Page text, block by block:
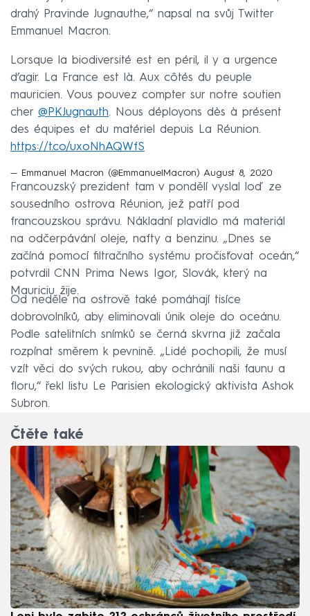
drahý Pravinde Jugnauthe,“ napsal na svůj Twitter
Emmanuel Macron.
Lorsque la biodiversité est en péril, il y a urgence
d’agir. La France est là. Aux côtés du peuple
mauricien. Vous pouvez compter sur notre soutien
cher @PKJugnauth. Nous déployons dès à présent
des équipes et du matériel depuis La Réunion.
https://t.co/uxoNhAQWfS
— Emmanuel Macron (@EmmanuelMacron) August 8, 2020
Francouzský prezident tam v pondělí vyslal loď ze
sousedního ostrova Réunion, jež patří pod
francouzskou správu. Nákladní plavidlo má materiál
na odčerpávání oleje, nafty a benzinu. „Dnes se
začíná pomocí filtračního systému pročisťovat oceán,“
potvrdil CNN Prima News Igor, Slovák, který na
Mauriciu žije.
Od neděle na ostrově také pomáhají tisíce
dobrovolníků, aby eliminovali únik oleje do oceánu.
Podle satelitních snímků se černá skvrna již začala
rozpínat směrem k pevnině. „Lidé pochopili, že musí
vzít věci do svých rukou, aby ochránili naši faunu a
floru,“ řekl listu Le Parisien ekologický aktivista Ashok
Subron.
Čtěte také